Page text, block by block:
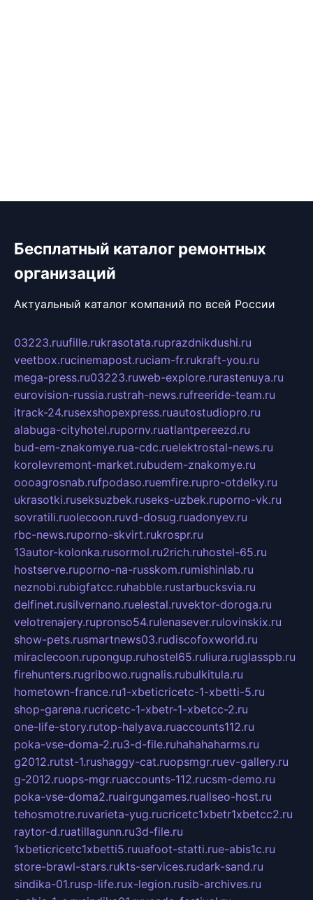
Бесплатный каталог ремонтных
организаций
Актуальный каталог компаний по всей России
03223.ruufille.rukrasotata.ruprazdnikdushi.ru
veetbox.rucinemapost.ruciam-fr.rukraft-you.ru
mega-press.ru03223.ruweb-explore.rurastenuya.ru
eurovision-russia.rustrah-news.rufreeride-team.ru
itrack-24.rusexshopexpress.ruautostudiopro.ru
alabuga-cityhotel.rupornv.ruatlantpereezd.ru
bud-em-znakomye.rua-cdc.ruelektrostal-news.ru
korolevremont-market.rubudem-znakomye.ru
oooagrosnab.rufpodaso.ruemfire.rupro-otdelky.ru
ukrasotki.ruseksuzbek.ruseks-uzbek.ruporno-vk.ru
sovratili.ruolecoon.ruvd-dosug.ruadonyev.ru
rbc-news.ruporno-skvirt.rukrospr.ru
13autor-kolonka.rusormol.ru2rich.ruhostel-65.ru
hostserve.ruporno-na-russkom.rumishinlab.ru
neznobi.rubigfatcc.ruhabble.rustarbucksvia.ru
delfinet.rusilvernano.ruelestal.ruvektor-doroga.ru
velotrenajery.rupronso54.rulenasever.rulovinskix.ru
show-pets.rusmartnews03.rudiscofoxworld.ru
miraclecoon.rupongup.ruhostel65.ruliura.ruglasspb.ru
firehunters.rugribowo.rugnalis.rubulkitula.ru
hometown-france.ru1-xbeticricetc-1-xbetti-5.ru
shop-garena.rucricetc-1-xbetr-1-xbetcc-2.ru
one-life-story.rutop-halyava.ruaccounts112.ru
poka-vse-doma-2.ru3-d-file.ruhahahaharms.ru
g2012.rutst-1.rushaggy-cat.ruopsmgr.ruev-gallery.ru
g-2012.ruops-mgr.ruaccounts-112.rucsm-demo.ru
poka-vse-doma2.ruairgungames.ruallseo-host.ru
tehosmotre.ruvarieta-yug.rucricetc1xbetr1xbetcc2.ru
raytor-d.ruatillagunn.ru3d-file.ru
1xbeticricetc1xbetti5.ruuafoot-statti.rue-abis1c.ru
store-brawl-stars.rukts-services.rudark-sand.ru
sindika-01.rusp-life.rux-legion.rusib-archives.ru